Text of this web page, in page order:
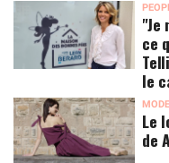
"Je
ce
le
MODE
Le
de